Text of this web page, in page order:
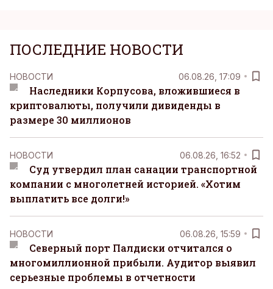
ПОСЛЕДНИЕ НОВОСТИ
НОВОСТИ 06.08.26, 17:09
Наследники Корпусова, вложившиеся в
криптовалюты, получили дивиденды в
размере 30 миллионов
НОВОСТИ 06.08.26, 16:52
Суд утвердил план санации транспортной
компании с многолетней историей. «Хотим
выплатить все долги!»
НОВОСТИ 06.08.26, 15:59
Северный порт Палдиски отчитался о
многомиллионной прибыли. Аудитор выявил
серьезные проблемы в отчетности